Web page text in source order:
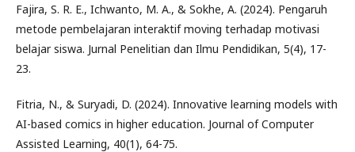
Fajira, S. R. E., Ichwanto, M. A., & Sokhe, A. (2024). Pengaruh
metode pembelajaran interaktif moving terhadap motivasi
belajar siswa. Jurnal Penelitian dan Ilmu Pendidikan, 5(4), 17-
23.
Fitria, N., & Suryadi, D. (2024). Innovative learning models with
AI-based comics in higher education. Journal of Computer
Assisted Learning, 40(1), 64-75.